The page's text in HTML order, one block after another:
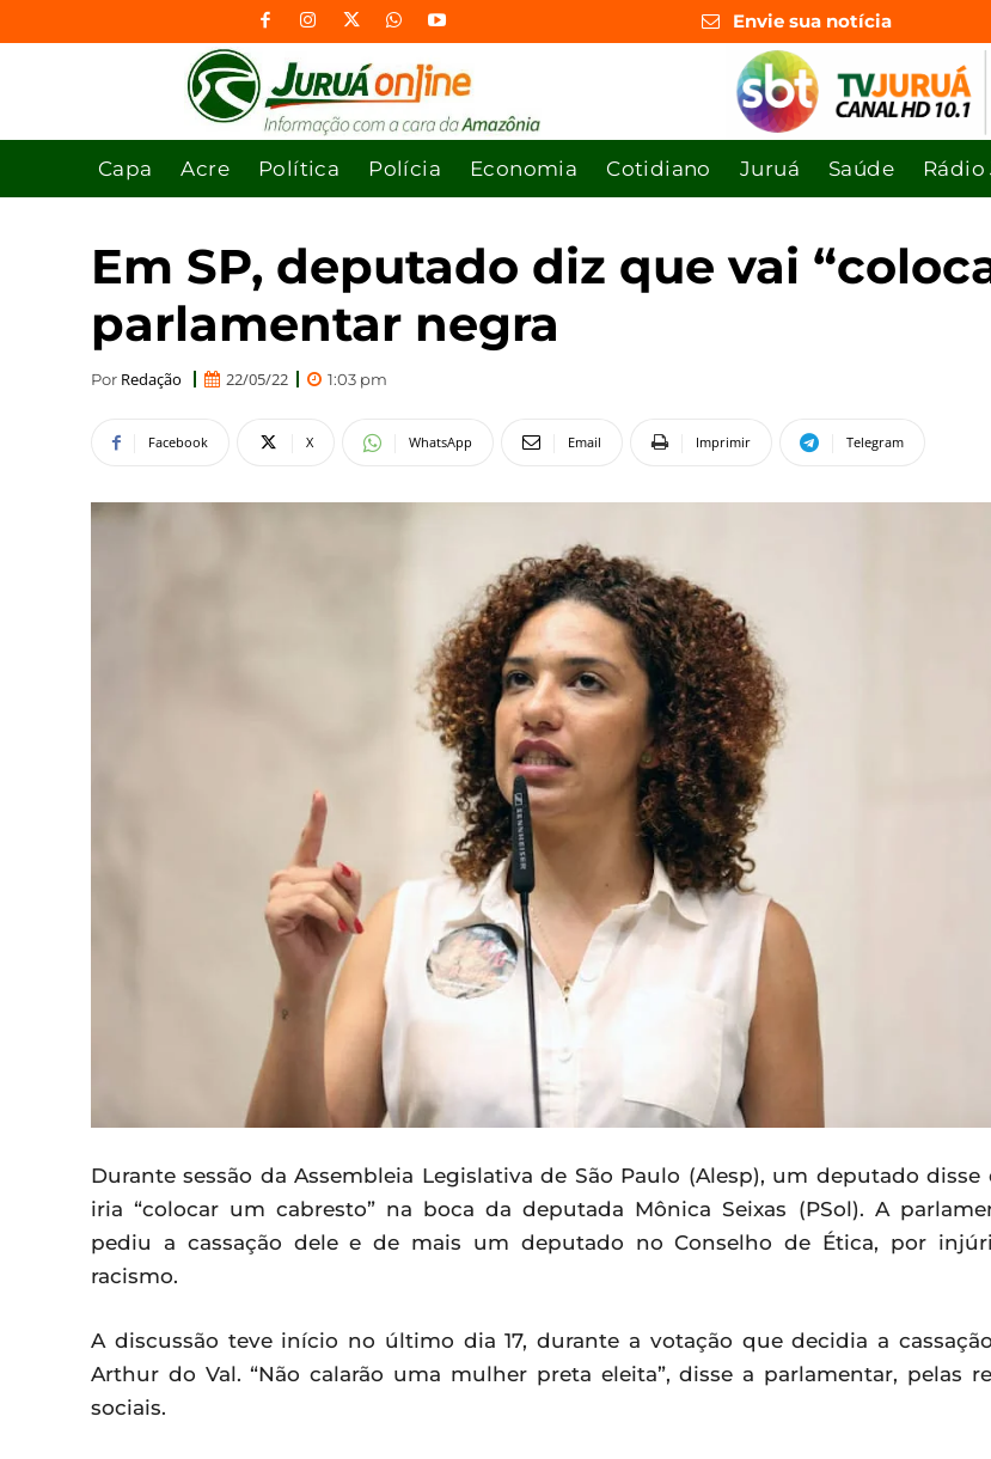
Envie sua notícia
Capa Acre Política Polícia Economia Cotidiano Juruá Saúde Rádio
Em SP, deputado diz que vai
parlamentar negra
Por Redação 22/05/22 1:03 pm
Facebook X WhatsApp Email Imprimir Telegram
Durante sessão da Assembleia Legislativa de São Paulo (Alesp), um deputado disse
iria “colocar um cabresto” na boca da deputada Mônica Seixas (PSol). A
pediu a cassação dele e de mais um deputado no Conselho de Ética, por
racismo.
A discussão teve início no último dia 17, durante a votação que decidia a
Arthur do Val. “Não calarão uma mulher preta eleita”, disse a parlamentar, pelas
sociais.